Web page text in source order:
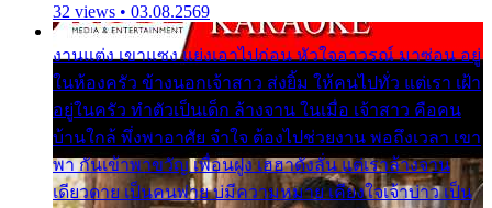
32 views • 03.08.2569
งานแต่ง เขาแซง แย่งเอาไปก่อน หัวใจอาวรณ์ มาซ่อน อยู่
ในห้องครัว ข้างนอกเจ้าสาว ส่งยิ้ม ให้คนไปทั่ว แต่เรา เฝ้า
อยู่ในครัว ทำตัวเป็นเด็ก ล้างจาน ในเมื่อ เจ้าสาว คือคน
บ้านใกล้ พึ่งพาอาศัย จำใจ ต้องไปช่วยงาน พอถึงเวลา เขา
พา กันเข้าพาขวัญ เพื่อนฝูง เฮฮาดังลั่น แต่เราล้างจาน
เดียวดาย เป็นคนพ่าย บ่มีความหมาย เคียงใจเจ้าบ่าว เป็น